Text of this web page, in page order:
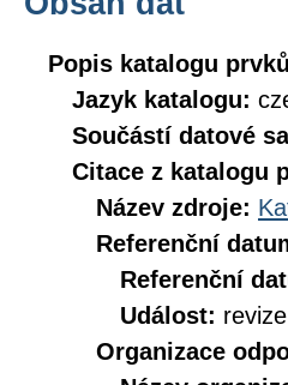
Popis katalogu prvků
Jazyk katalogu:
Součástí datové
Citace z katalogu
Název zdroje:
Referenční
Referenční
Událost: revize
Organizace